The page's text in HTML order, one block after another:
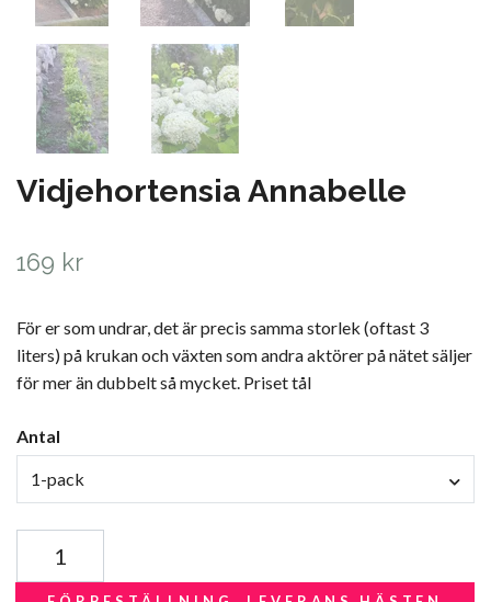
Vidjehortensia Annabelle
169 kr
För er som undrar, det är precis samma storlek (oftast 3
liters) på krukan och växten som andra aktörer på nätet säljer
för mer än dubbelt så mycket. Priset tål
Antal
1-pack